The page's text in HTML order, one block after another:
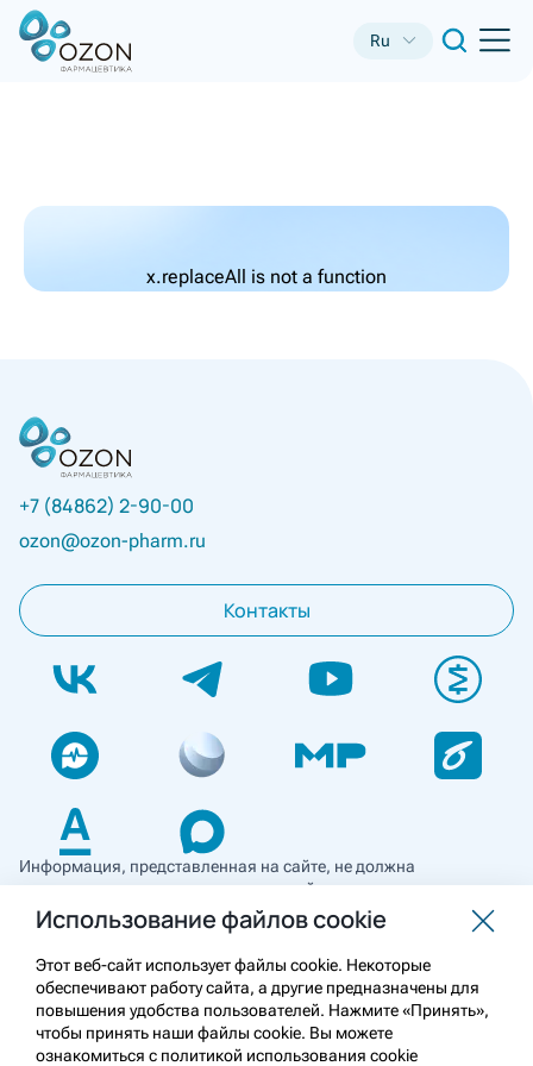
Ru
x.replaceAll is not a function
+7 (84862) 2-90-00
ozon@ozon-pharm.ru
Контакты
Информация, представленная на сайте, не должна
использоваться для самостоятельной диагностики и лечения
и не может служить заменой очной консультации врача. Перед
применением необходимо ознакомиться
с противопоказаниями препарата. Информация
о лекарственных средствах рецептурного отпуска
предназначена для медицинских и фармацевтических
работников.
Использование файлов cookie
Этот веб-сайт использует файлы cookie. Некоторые
обеспечивают работу сайта, а другие предназначены для
повышения удобства пользователей. Нажмите «Принять»,
чтобы принять наши файлы cookie. Вы можете
ознакомиться с политикой использования cookie